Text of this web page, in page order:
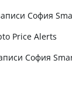
София
Price Alerts
София